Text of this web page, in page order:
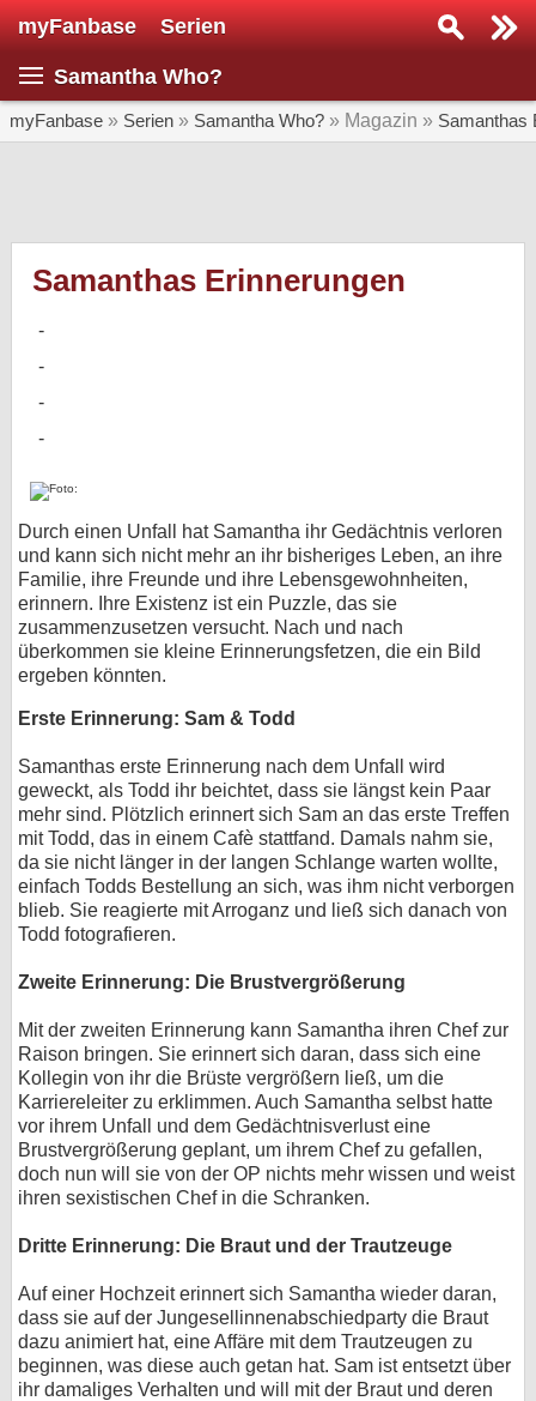
myFanbase Serien
Samantha Who?
myFanbase » Serien » Samantha Who? » Magazin » Samanthas
Samanthas Erinnerungen
Durch einen Unfall hat Samantha ihr Gedächtnis verloren
und kann sich nicht mehr an ihr bisheriges Leben, an ihre
Familie, ihre Freunde und ihre Lebensgewohnheiten,
erinnern. Ihre Existenz ist ein Puzzle, das sie
zusammenzusetzen versucht. Nach und nach
überkommen sie kleine Erinnerungsfetzen, die ein Bild
ergeben könnten.
Erste Erinnerung: Sam & Todd
Samanthas erste Erinnerung nach dem Unfall wird
geweckt, als Todd ihr beichtet, dass sie längst kein Paar
mehr sind. Plötzlich erinnert sich Sam an das erste Treffen
mit Todd, das in einem Cafè stattfand. Damals nahm sie,
da sie nicht länger in der langen Schlange warten wollte,
einfach Todds Bestellung an sich, was ihm nicht verborgen
blieb. Sie reagierte mit Arroganz und ließ sich danach von
Todd fotografieren.
Zweite Erinnerung: Die Brustvergrößerung
Mit der zweiten Erinnerung kann Samantha ihren Chef zur
Raison bringen. Sie erinnert sich daran, dass sich eine
Kollegin von ihr die Brüste vergrößern ließ, um die
Karriereleiter zu erklimmen. Auch Samantha selbst hatte
vor ihrem Unfall und dem Gedächtnisverlust eine
Brustvergrößerung geplant, um ihrem Chef zu gefallen,
doch nun will sie von der OP nichts mehr wissen und weist
ihren sexistischen Chef in die Schranken.
Dritte Erinnerung: Die Braut und der Trautzeuge
Auf einer Hochzeit erinnert sich Samantha wieder daran,
dass sie auf der Jungesellinnenabschiedparty die Braut
dazu animiert hat, eine Affäre mit dem Trautzeugen zu
beginnen, was diese auch getan hat. Sam ist entsetzt über
ihr damaliges Verhalten und will mit der Braut und deren
Serie suchen...
SERIEN
bei X
bei Facebook
Datenschutz
Cookie-Einstellungen
Impressum
myFanbase